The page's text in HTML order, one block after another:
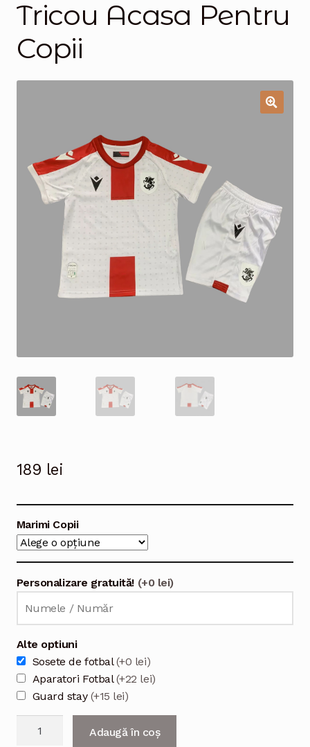
Tricou Acasa Pentru
Copii
189 lei
Marimi Copii
Personalizare gratuită! (+0 lei)
Alte optiuni
Sosete de fotbal(+0 lei)
Aparatori Fotbal(+22 lei)
Guard stay (+15 lei)
Adaugă în coș